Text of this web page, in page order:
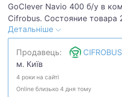
GoClever Navio 400 б/у в
Cifrobus. Состояние товара
системе. Примечание:
на екрані,слабка АКБ.
живлення.Хотите скидку?
Предложите свою цену и
сможем сделать.Уточняйте
комплектацию у
Детальніше
Продавець:
CIFROBUS
м. Київ
4 роки на сайті
Online близько 4 дня тому